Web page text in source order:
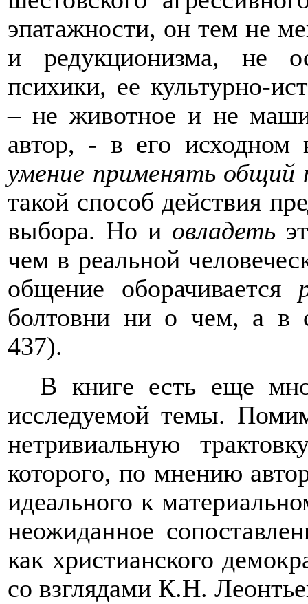
эпатажности, он тем не
и редукционизма, не
психики, ее культурно-
– не животное и не
автор, - в его исходном
умение применять
такой способ действия
выбора. Но и овладеть
чем в реальной
общение оборачивается
болтовни ни о чем, а в
437).
В книге есть еще
исследуемой темы.
нетривиальную
которого, по мнению
идеального к
неожиданное
как христианского
со взглядами К.Н.